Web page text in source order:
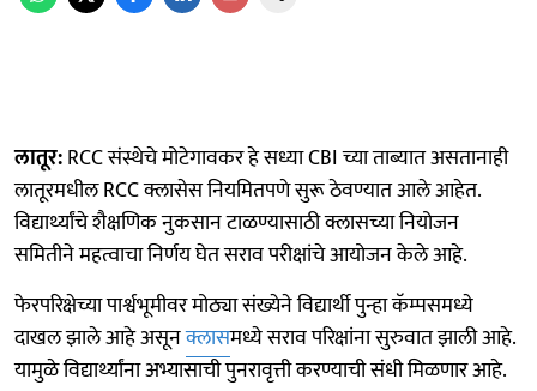
लातूर:RCC संस्थेचे मोटेगावकर हे सध्या CBI च्या ताब्यात असतानाही
लातूरमधील RCC क्लासेस नियमितपणे सुरू ठेवण्यात आले आहेत.
विद्यार्थ्यांचे शैक्षणिक नुकसान टाळण्यासाठी क्लासच्या नियोजन
समितीने महत्वाचा निर्णय घेत सराव परीक्षांचे आयोजन केले आहे.
फेरपरिक्षेच्या पार्श्वभूमीवर मोठ्या संख्येने विद्यार्थी पुन्हा कॅम्पसमध्ये
दाखल झाले आहे असूनक्लासमध्ये सराव परिक्षांना सुरुवात झाली आहे.
यामुळे विद्यार्थ्यांना अभ्यासाची पुनरावृत्ती करण्याची संधी मिळणार आहे.